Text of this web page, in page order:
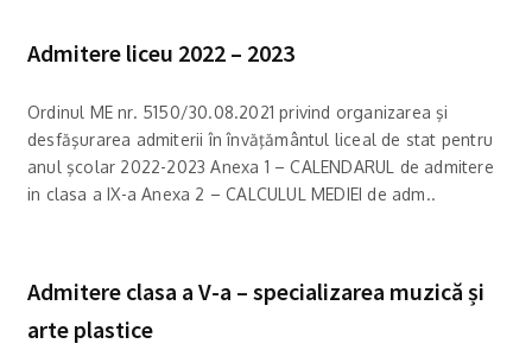
Admitere liceu 2022 – 2023
Ordinul ME nr. 5150/30.08.2021 privind organizarea şi
desfăşurarea admiterii în învăţământul liceal de stat pentru
anul şcolar 2022-2023 Anexa 1 – CALENDARUL de admitere
in clasa a IX-a Anexa 2 – CALCULUL MEDIEI de adm..
Admitere clasa a V-a – specializarea muzică și
arte plastice